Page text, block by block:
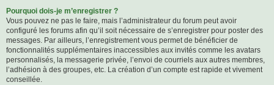
Pourquoi dois-je m’enregistrer ?
Vous pouvez ne pas le faire, mais l’administrateur du forum peut avoir
configuré les forums afin qu’il soit nécessaire de s’enregistrer pour poster des
messages. Par ailleurs, l’enregistrement vous permet de bénéficier de
fonctionnalités supplémentaires inaccessibles aux invités comme les avatars
personnalisés, la messagerie privée, l’envoi de courriels aux autres membres,
l’adhésion à des groupes, etc. La création d’un compte est rapide et vivement
conseillée.